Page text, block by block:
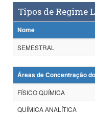
Tipos de Regime
Nome
SEMESTRAL
Áreas de Concentração
FÍSICO QUÍMICA
QUÍMICA ANALÍTICA